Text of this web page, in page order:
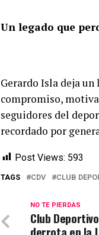
Un legado que
Gerardo Isla deja un
compromiso,
seguidores del
recordado por
Post Views: 593
TAGS CDV CLUB
NO TE PIERDAS
Club
derrota en la